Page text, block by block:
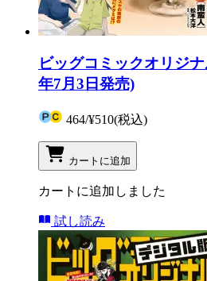
ビッグコミックオリジ
年7月3日発売)
464/¥510(税込)
カートに追加
カートに追加しました
試し読み